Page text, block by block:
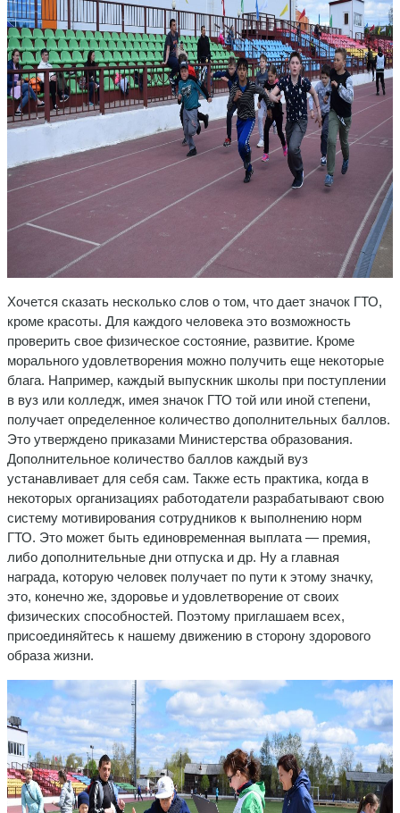
Хочется сказать несколько слов о том, что дает значок ГТО,
кроме красоты. Для каждого человека это возможность
проверить свое физическое состояние, развитие. Кроме
морального удовлетворения можно получить еще некоторые
блага. Например, каждый выпускник школы при поступлении
в вуз или колледж, имея значок ГТО той или иной степени,
получает определенное количество дополнительных баллов.
Это утверждено приказами Министерства образования.
Дополнительное количество баллов каждый вуз
устанавливает для себя сам. Также есть практика, когда в
некоторых организациях работодатели разрабатывают свою
систему мотивирования сотрудников к выполнению норм
ГТО. Это может быть единовременная выплата — премия,
либо дополнительные дни отпуска и др. Ну а главная
награда, которую человек получает по пути к этому значку,
это, конечно же, здоровье и удовлетворение от своих
физических способностей. Поэтому приглашаем всех,
присоединяйтесь к нашему движению в сторону здорового
образа жизни.